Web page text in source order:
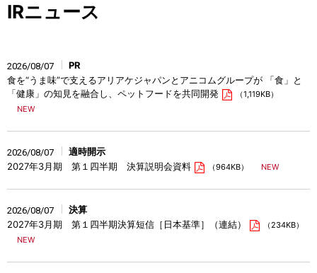
IRニュース
2026/08/07
PR
食を“うま味”で支えるアリアケジャパンとアニコムグループが 「食」と
「健康」の知見を融合し、ペットフードを共同開発
（1,119KB）
2026/08/07
適時開示
2027年3月期 第１四半期 決算説明会資料
（964KB）
2026/08/07
決算
2027年3月期 第１四半期決算短信［日本基準］（連結）
（234KB）